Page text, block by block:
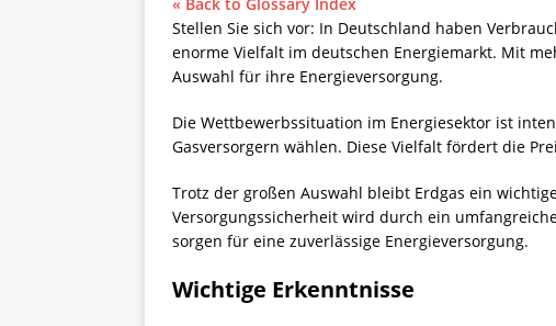
Stellen Sie sich vor: In Deutschland haben
enorme Vielfalt im deutschen Energiemarkt. Mit
Auswahl für ihre Energieversorgung.
Die Wettbewerbssituation im Energiesektor ist
Gasversorgern wählen. Diese Vielfalt fördert die
Trotz der großen Auswahl bleibt Erdgas ein
Versorgungssicherheit wird durch ein
sorgen für eine zuverlässige Energieversorgung.
Wichtige Erkenntnisse